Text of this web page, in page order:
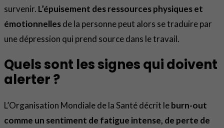
survenir. L’épuisement des ressources physiques et
émotionnellesde la personne peut alors se traduire par
une dépression qui prend source dans le travail.
Quels sont les signes qui doivent
alerter ?
L’Organisation Mondiale de la Santé décrit leburn-out
comme un sentiment de fatigue intense, de perte de